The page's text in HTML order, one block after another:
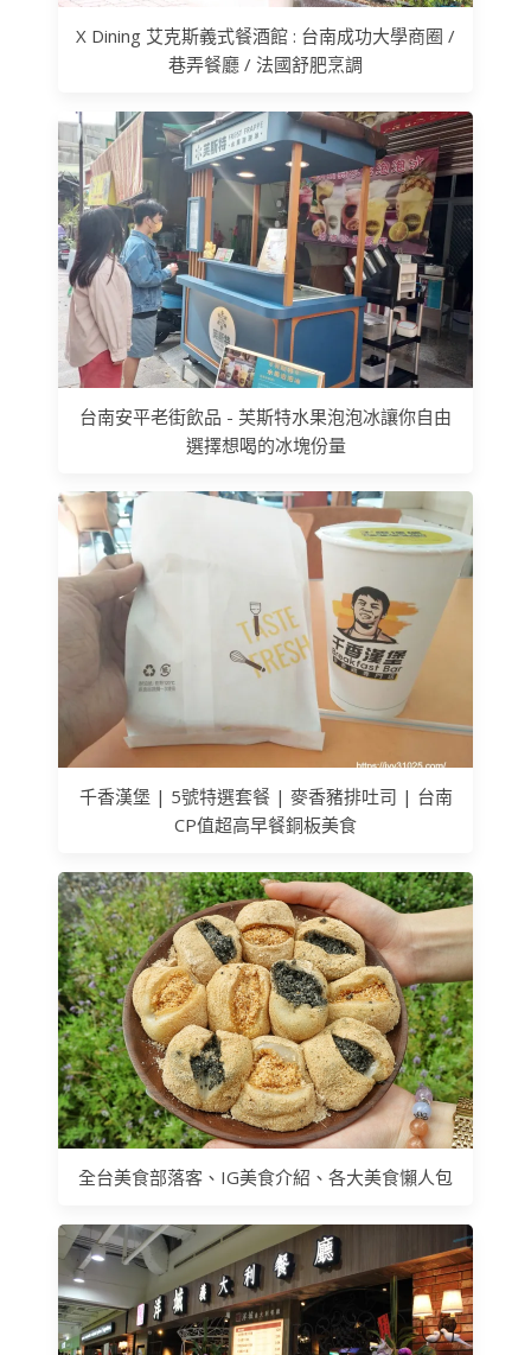
X Dining 艾克斯義式餐酒館 : 台南成功大學商圈 /
巷弄餐廳 / 法國舒肥烹調
台南安平老街飲品 - 芙斯特水果泡泡冰讓你自由
選擇想喝的冰塊份量
千香漢堡 | 5號特選套餐 | 麥香豬排吐司 | 台南
CP值超高早餐銅板美食
全台美食部落客、IG美食介紹、各大美食懶人包